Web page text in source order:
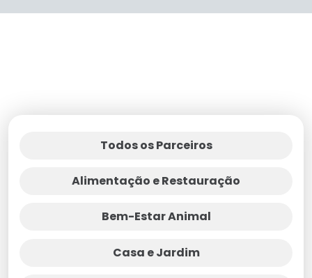
Todos os Parceiros
Alimentação e Restauração
Bem-Estar Animal
Casa e Jardim